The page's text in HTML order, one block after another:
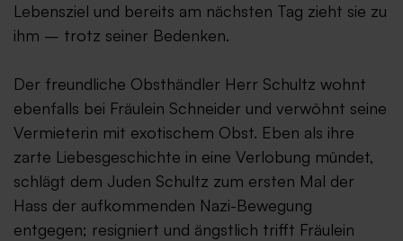
Lebensziel und bereits am nächsten Tag zieht sie zu
ihm – trotz seiner Bedenken.
Der freundliche Obsthändler Herr Schultz wohnt
ebenfalls bei Fräulein Schneider und verwöhnt seine
Vermieterin mit exotischem Obst. Eben als ihre
zarte Liebesgeschichte in eine Verlobung mündet,
schlägt dem Juden Schultz zum ersten Mal der
Hass der aufkommenden Nazi-Bewegung
entgegen; resigniert und ängstlich trifft Fräulein